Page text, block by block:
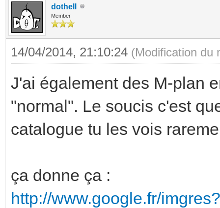
dothell
Member
14/04/2014, 21:10:24 (Modification du
J'ai également des M-plan
"normal". Le soucis c'est
catalogue tu les vois
ça donne ça :
http://www.google.fr/